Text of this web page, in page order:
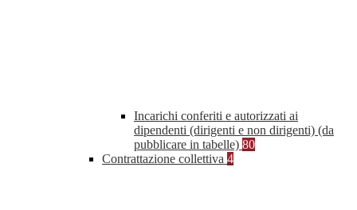
Incarichi conferiti e autorizzati ai
dipendenti (dirigenti e non dirigenti) (da
pubblicare in tabelle) 80
Contrattazione collettiva 4